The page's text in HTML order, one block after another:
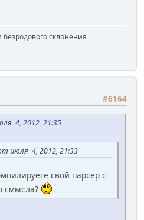
склонения
#6164
4, 2012, 21:35
июля 4, 2012, 21:33
свой парсер с
смысла?